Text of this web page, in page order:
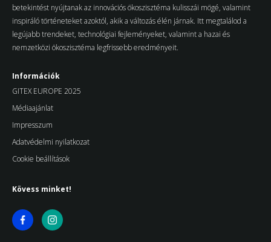
betekintést nyújtanak az innovációs ökoszisztéma kulisszái mögé, valamint
inspiráló történeteket azoktól, akik a változás élén járnak. Itt megtalálod a
legújabb trendeket, technológiai fejleményeket, valamint a hazai és
nemzetközi ökoszisztéma legfrissebb eredményeit.
Információk
GITEX EUROPE 2025
Médiaajánlat
Impresszum
Adatvédelmi nyilatkozat
Cookie beállítások
Kövess minket!